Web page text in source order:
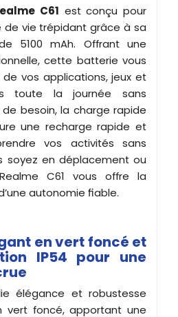
C61 est conçu pour
de vie trépidant grâce à sa
5100 mAh. Offrant une
cette batterie vous
vos applications, jeux et
toute la journée sans
de besoin, la charge rapide
une recharge rapide et
vos activités sans
soyez en déplacement ou
C61 vous offre la
autonomie fiable.
en vert foncé et
IP54 pour une
élégance et robustesse
vert foncé, apportant une